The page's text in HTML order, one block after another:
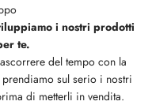
i nostri prodotti
te.
del tempo con la
sul serio i nostri
di metterli in vendita.